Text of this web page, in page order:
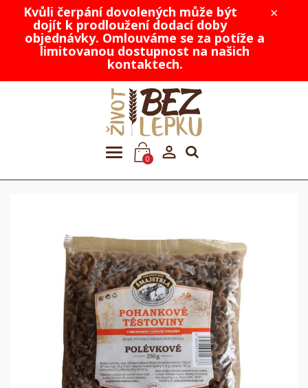
×
Kvůli čerpání dovolených může být
dojít k prodloužení dodací doby
objednávky. Omlouváme se za potíže a
limitovanou dostupnost na našich
kontaktech.
0 